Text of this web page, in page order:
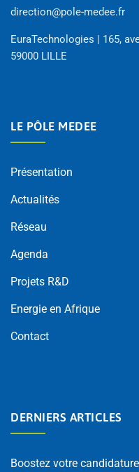
direction@pole-medee.fr
EuraTechnologies | 165,
59000 LILLE
LE PÔLE MEDEE
Présentation
Actualités
Réseau
Agenda
Projets R&D
Energie en Afrique
Contact
DERNIERS ARTICLES
Boostez votre